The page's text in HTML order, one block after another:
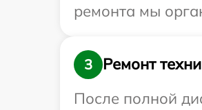
ремонта мы
3
Ремонт
После полной